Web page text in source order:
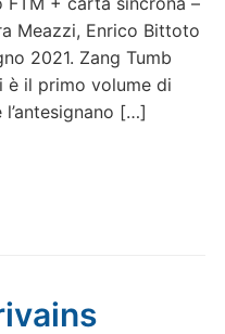
Meazzi, Enrico Bittoto
2021. Zang Tumb
è il primo volume di
[…]